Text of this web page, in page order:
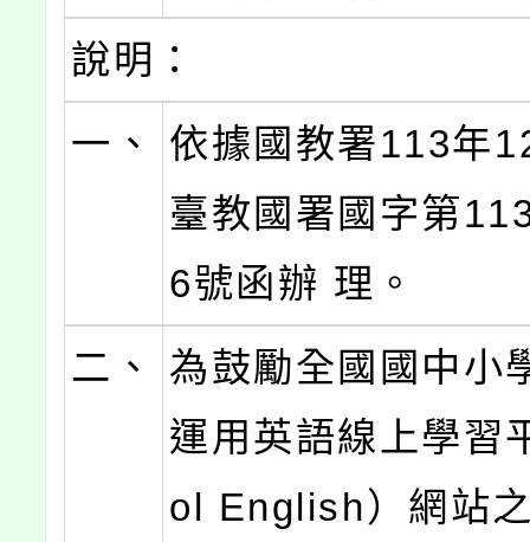
說明：
一、
依據國教署113年
臺教國署國字第
6號函辦 理。
二、
為鼓勵全國國中小
運用英語線上學習
ol English）網站